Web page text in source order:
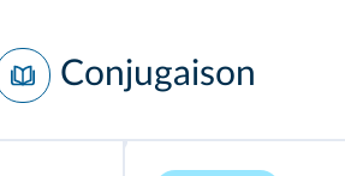
Conjugaison